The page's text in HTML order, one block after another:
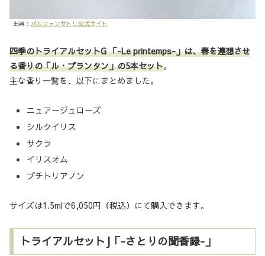
出典： パルファンサトリ公式サイト
四季のトライアルセットG 「-Le printemps-」は、春を連想させ
る香りの「ル・プランタン」の5本セット。
主な香り一覧を、以下にまとめました。
ニュアージュローズ
シルクイリス
サクラ
イリスオム
プチトリアノン
サイズは1.5mlで6,050円（税込）にて購入できます。
トライアルセットJ「-さとりの聞香録-」